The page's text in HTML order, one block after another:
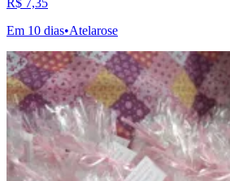
R$ 7,35
Em 10 dias•Atelarose